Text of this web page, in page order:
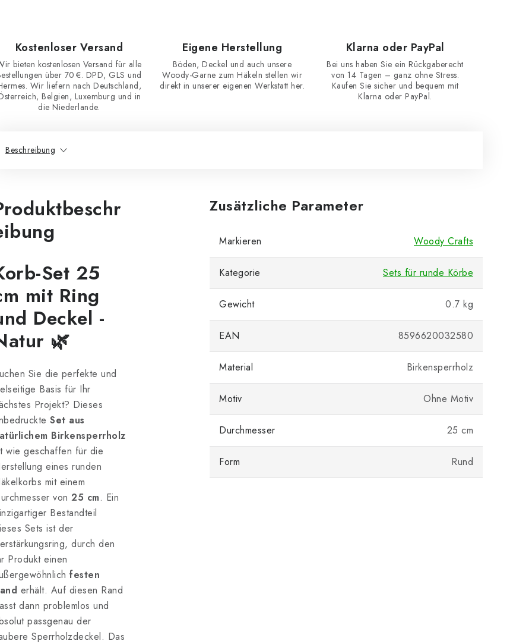
Kostenloser Versand
bieten kostenlosen Versand für alle
über 70 €. DPD, GLS und
Wir liefern nach Deutschland,
Belgien, Luxemburg und in
die Niederlande.
Eigene Herstellung
Böden, Deckel und auch unsere
Woody-Garne zum Häkeln stellen wir
direkt in unserer eigenen Werkstatt her.
Klarna oder PayPal
Bei uns haben Sie ein Rückgaberecht
von 14 Tagen – ganz ohne Stress.
Kaufen Sie sicher und bequem mit
Klarna oder PayPal.
Beschreibung
Set 25
mit Ring
Deckel -
🌿
Sie die perfekte und
Basis für Ihr
Projekt? Dieses
Set aus
Birkensperrholz
wie geschaffen für die
eines runden
mit einem
von 25 cm. Ein
Bestandteil
Sets ist der
durch den
Produkt einen
festen
erhält. Auf diesen Rand
dann problemlos und
passgenau der
Sperrholzdeckel. Das
Zusätzliche Parameter
Markieren Woody Crafts
Kategorie Sets für runde Körbe
Gewicht 0.7 kg
EAN 8596620032580
Material Birkensperrholz
Motiv Ohne Motiv
Durchmesser 25 cm
Form Rund